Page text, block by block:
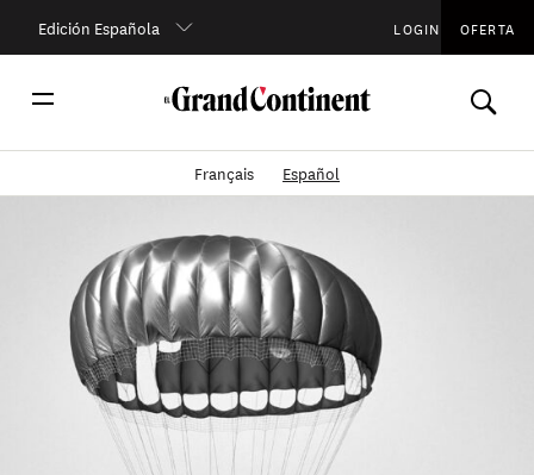
Edición Española LOGIN OFERTA
Français Español